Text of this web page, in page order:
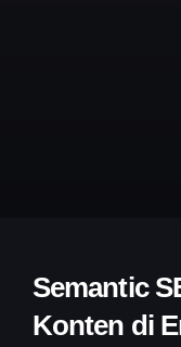
Semantic
Konten di